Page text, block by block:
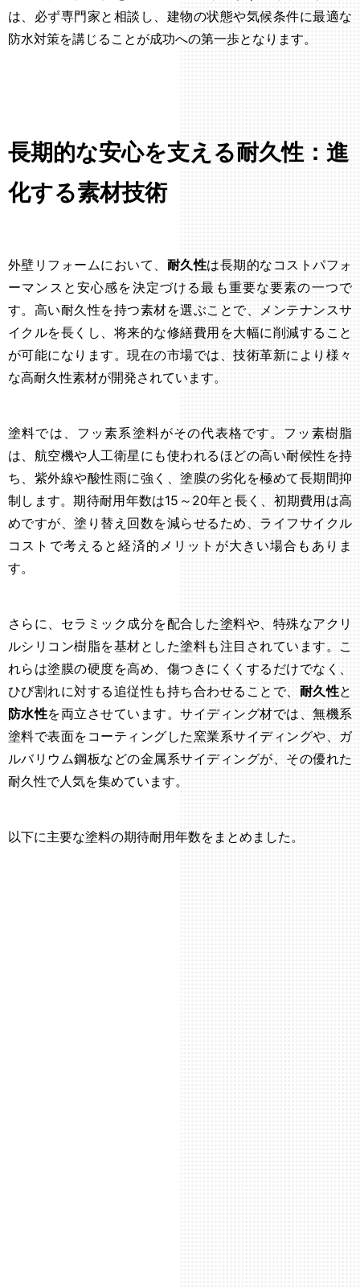
は、必ず専門家と相談し、建物の状態や気候条件に最適な
防水対策を講じることが成功への第一歩となります。
長期的な安心を支える耐久性：進
化する素材技術
外壁リフォームにおいて、 耐久性は長期的なコストパフォ
ーマンスと安心感を決定づける最も重要な要素の一つで
す。高い耐久性を持つ素材を選ぶことで、メンテナンスサ
イクルを長くし、将来的な修繕費用を大幅に削減すること
が可能になります。現在の市場では、技術革新により様々
な高耐久性素材が開発されています。
塗料では、フッ素系塗料がその代表格です。フッ素樹脂
は、航空機や人工衛星にも使われるほどの高い耐候性を持
ち、紫外線や酸性雨に強く、塗膜の劣化を極めて長期間抑
制します。期待耐用年数は15～20年と長く、初期費用は高
めですが、塗り替え回数を減らせるため、ライフサイクル
コストで考えると経済的メリットが大きい場合もありま
す。
さらに、セラミック成分を配合した塗料や、特殊なアクリ
ルシリコン樹脂を基材とした塗料も注目されています。こ
れらは塗膜の硬度を高め、傷つきにくくするだけでなく、
ひび割れに対する追従性も持ち合わせることで、 耐久性と
防水性を両立させています。サイディング材では、無機系
塗料で表面をコーティングした窯業系サイディングや、ガ
ルバリウム鋼板などの金属系サイディングが、その優れた
耐久性で人気を集めています。
以下に主要な塗料の期待耐用年数をまとめました。